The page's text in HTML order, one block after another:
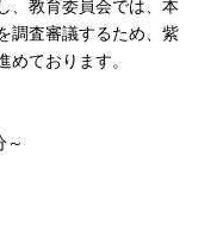
、教育委員会では、本
調査審議するため、紫
ております。
～